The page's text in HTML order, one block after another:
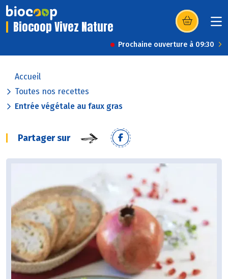
Biocoop Vivez Nature (s’ouvre dans
Prochaine ouverture à 09:30
Accueil
Toutes nos recettes
Entrée végétale au faux gras
Partager sur